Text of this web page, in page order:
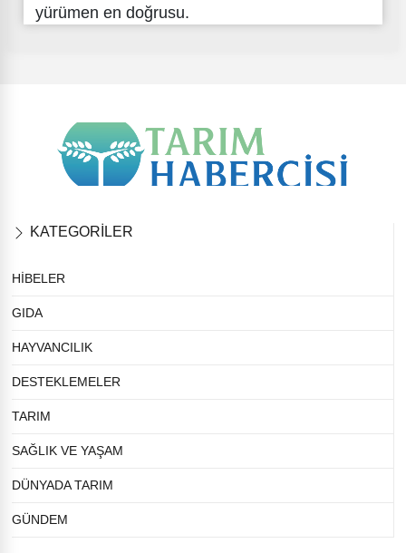
yürümen en doğrusu.
KATEGORİLER
HİBELER
GIDA
HAYVANCILIK
DESTEKLEMELER
TARIM
SAĞLIK VE YAŞAM
DÜNYADA TARIM
GÜNDEM